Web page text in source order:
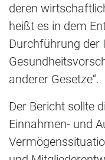
deren
heißt es in dem
Durchführung der
anderer Gesetze“.
Der Bericht sollte
Einnahmen- und